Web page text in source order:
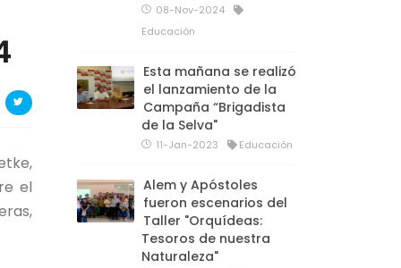
el
08-Nov-2024
Educación
Esta mañana se realizó
el lanzamiento de la
Campaña “Brigadista
de la Selva"
11-Jan-2023 Educación
Alem y Apóstoles
fueron escenarios del
Taller "Orquídeas:
Tesoros de nuestra
Naturaleza"